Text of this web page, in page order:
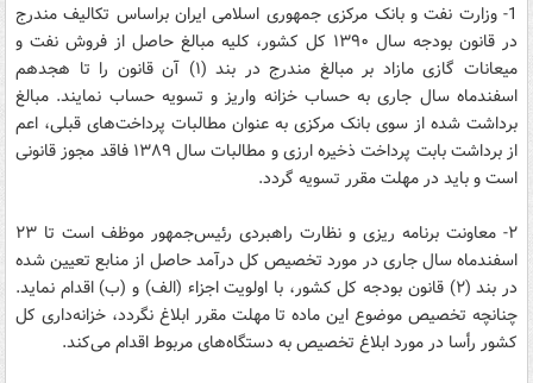
1- وزارت نفت و بانک مرکزی جمهوری اسلامی ایران براساس تکالیف مندرج
در قانون بودجه سال ۱۳۹۰ کل کشور، کلیه مبالغ حاصل از فروش نفت و
میعانات گازی مازاد بر مبالغ مندرج در بند (۱) آن قانون را تا هجدهم
اسفندماه سال جاری به حساب خزانه واریز و تسویه حساب نمایند. مبالغ
برداشت شده از سوی بانک مرکزی به عنوان مطالبات پرداخت‌های قبلی، اعم
از برداشت بابت پرداخت ذخیره ارزی و مطالبات سال ۱۳۸۹ فاقد مجوز قانونی
است و باید در مهلت مقرر تسویه گردد.
۲- معاونت برنامه ریزی و نظارت راهبردی رئیس‌جمهور موظف است تا ۲۳
اسفندماه سال جاری در مورد تخصیص کل درآمد حاصل از منابع تعیین شده
در بند (۲) قانون بودجه کل کشور، با اولویت اجزاء (الف) و (ب) اقدام نماید.
چنانچه تخصیص موضوع این ماده تا مهلت مقرر ابلاغ نگردد، خزانه‌داری کل
کشور رأسا در مورد ابلاغ تخصیص به دستگاه‌های مربوط اقدام می‌کند.